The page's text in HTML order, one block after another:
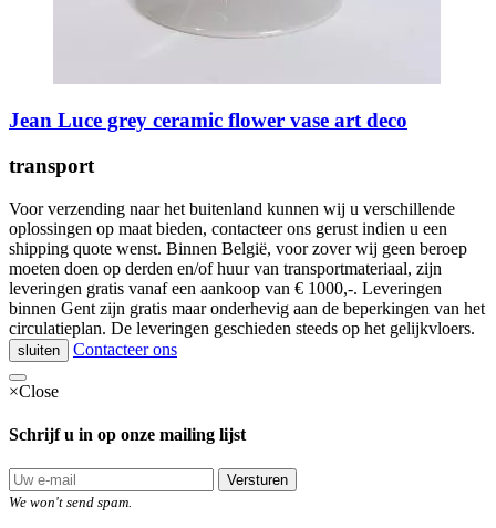
Jean Luce grey ceramic flower vase art deco
transport
Voor verzending naar het buitenland kunnen wij u verschillende
oplossingen op maat bieden, contacteer ons gerust indien u een
shipping quote wenst. Binnen België, voor zover wij geen beroep
moeten doen op derden en/of huur van transportmateriaal, zijn
leveringen gratis vanaf een aankoop van € 1000,-. Leveringen
binnen Gent zijn gratis maar onderhevig aan de beperkingen van het
circulatieplan. De leveringen geschieden steeds op het gelijkvloers.
sluiten Contacteer ons
×Close
Schrijf u in op onze mailing lijst
Versturen
We won't send spam.